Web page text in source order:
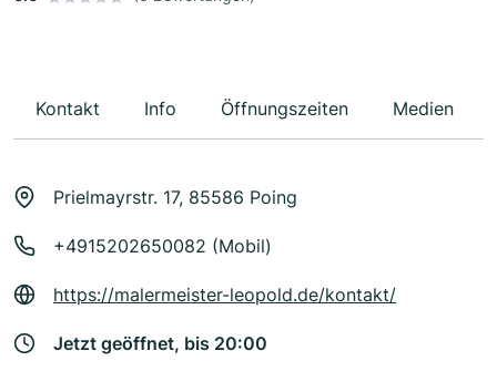
Kontakt Info Öffnungszeiten Medien
Prielmayrstr. 17, 85586 Poing
+4915202650082 (Mobil)
https://malermeister-leopold.de/kontakt/
Jetzt geöffnet, bis 20:00